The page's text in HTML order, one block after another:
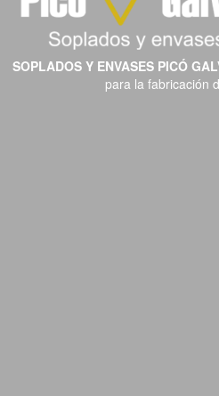
SOPLADOS Y ENVASES PICÓ
para la fabricación